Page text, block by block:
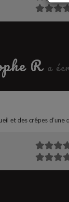
R a
et des crêpes